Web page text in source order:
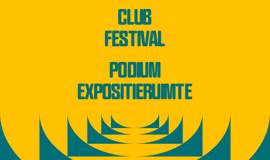
CLUB
FESTIVAL
PODIUM
EXPOSITIERUIMTE